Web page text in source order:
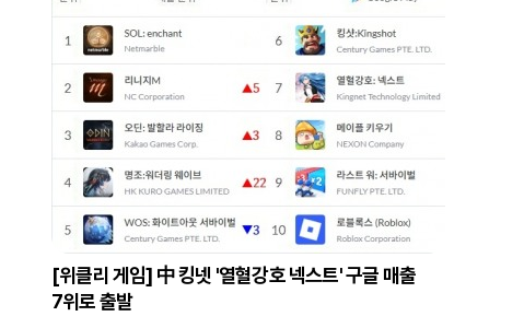
[위클리 게임] 中 킹넷 '열혈강호 넥스트' 구글 매출
7위로 출발